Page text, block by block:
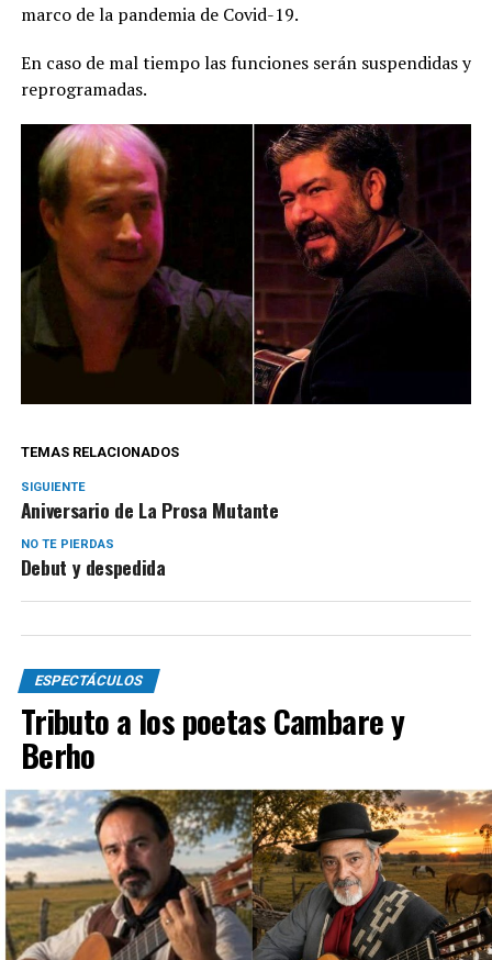
marco de la pandemia de Covid-19.
En caso de mal tiempo las funciones serán suspendidas y
reprogramadas.
TEMAS RELACIONADOS
SIGUIENTE
Aniversario de La Prosa Mutante
NO TE PIERDAS
Debut y despedida
ESPECTÁCULOS
Tributo a los poetas Cambare y
Berho